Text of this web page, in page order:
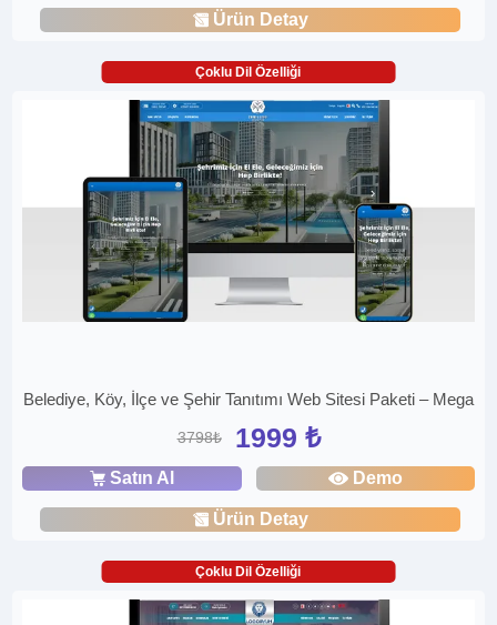
Ürün Detay
Çoklu Dil Özelliği
Belediye, Köy, İlçe ve Şehir Tanıtımı Web Sitesi Paketi – Mega
3798₺ 1999 ₺
Satın Al Demo
Ürün Detay
Çoklu Dil Özelliği